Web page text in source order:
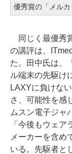
優秀賞の「メルカ
同じく最優秀
の講評は、
た。田中氏は、
ル端末の先駆け
LAXYに負けな
さ、可能性を感
ムスン電子ジャ
「今後もウェ
メーカーを含め
いる。先駆者と